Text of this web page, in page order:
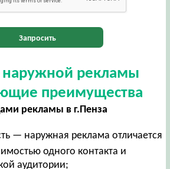
Запросить
рекламы
преимущества
рекламы в г.Пенза
— наружная реклама отличается
одного контакта и
аудитории;